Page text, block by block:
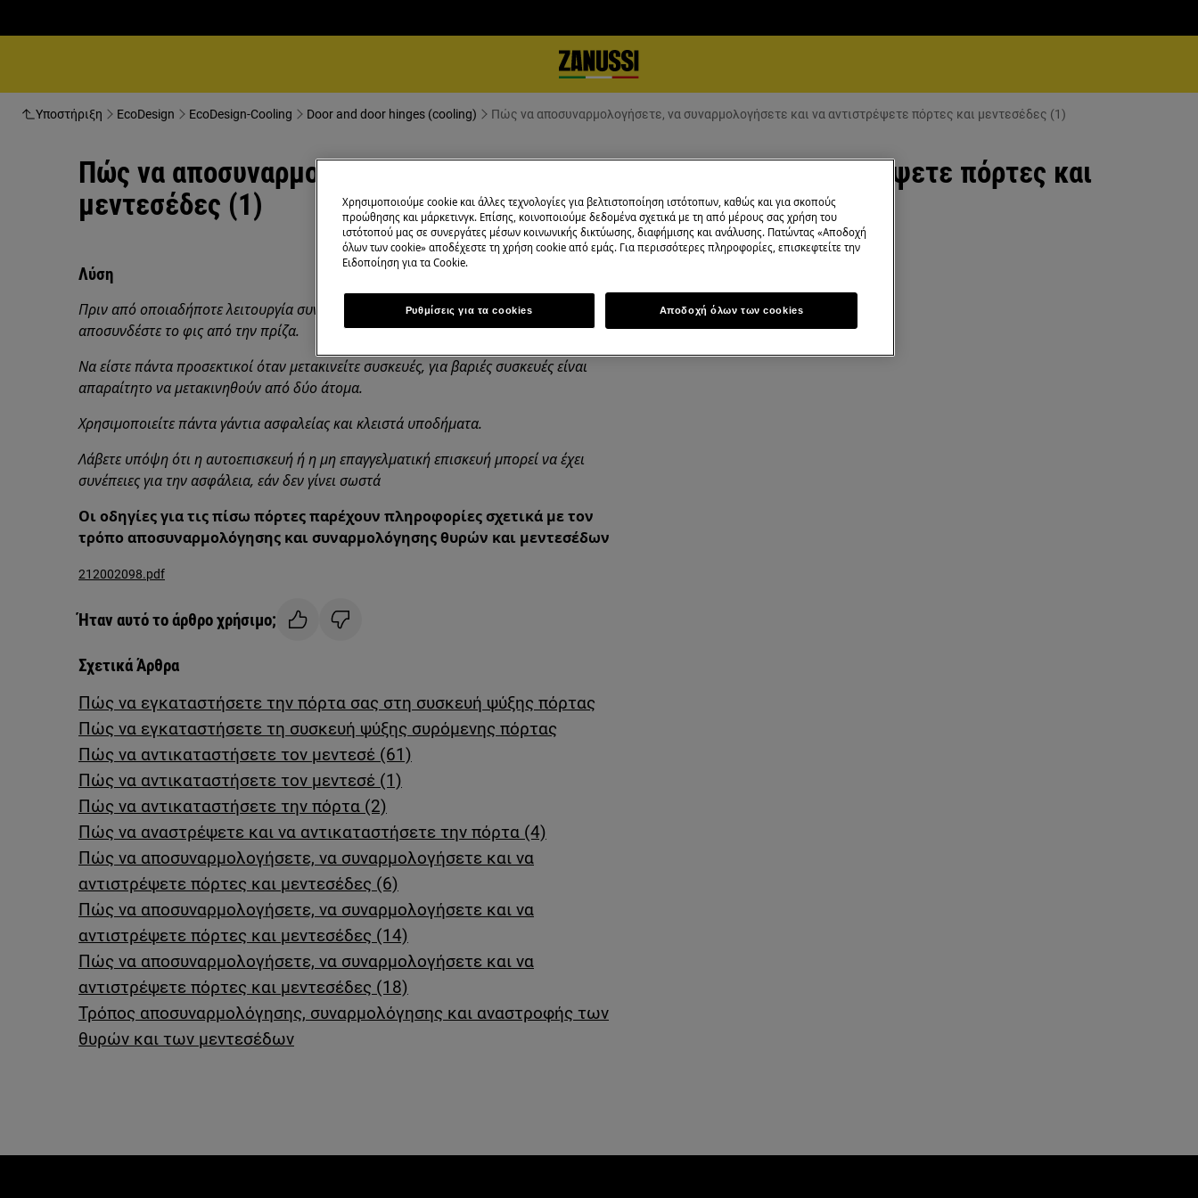
Υποστήριξη EcoDesign EcoDesign-Cooling Door and door hinges (cooling) Πώς να αποσυναρμολογήσετε, να συναρμολογήσετε και να αντιστρέψετε πόρτες και μεντεσέδες (1)
Πώς να αποσυναρμολογήσετε, να συναρμολογήσετε και να αντιστρέψετε πόρτες και
μεντεσέδες (1)
Λύση
Πριν από οποιαδήποτε λειτουργία συντήρησης, απενεργοποιήστε τη συσκευή και
αποσυνδέστε το φις από την πρίζα.
Να είστε πάντα προσεκτικοί όταν μετακινείτε συσκευές, για βαριές συσκευές είναι
απαραίτητο να μετακινηθούν από δύο άτομα.
Χρησιμοποιείτε πάντα γάντια ασφαλείας και κλειστά υποδήματα.
Λάβετε υπόψη ότι η αυτοεπισκευή ή η μη επαγγελματική επισκευή μπορεί να έχει
συνέπειες για την ασφάλεια, εάν δεν γίνει σωστά
Οι οδηγίες για τις πίσω πόρτες παρέχουν πληροφορίες σχετικά με τον
τρόπο αποσυναρμολόγησης και συναρμολόγησης θυρών και μεντεσέδων
212002098.pdf
Ήταν αυτό το άρθρο χρήσιμο;
Σχετικά Άρθρα
Πώς να εγκαταστήσετε την πόρτα σας στη συσκευή ψύξης πόρτας
Πώς να εγκαταστήσετε τη συσκευή ψύξης συρόμενης πόρτας
Πώς να αντικαταστήσετε τον μεντεσέ (61)
Πώς να αντικαταστήσετε τον μεντεσέ (1)
Πώς να αντικαταστήσετε την πόρτα (2)
Πώς να αναστρέψετε και να αντικαταστήσετε την πόρτα (4)
Πώς να αποσυναρμολογήσετε, να συναρμολογήσετε και να
αντιστρέψετε πόρτες και μεντεσέδες (6)
Πώς να αποσυναρμολογήσετε, να συναρμολογήσετε και να
αντιστρέψετε πόρτες και μεντεσέδες (14)
Πώς να αποσυναρμολογήσετε, να συναρμολογήσετε και να
αντιστρέψετε πόρτες και μεντεσέδες (18)
Τρόπος αποσυναρμολόγησης, συναρμολόγησης και αναστροφής των
θυρών και των μεντεσέδων
Χρησιμοποιούμε cookie και άλλες τεχνολογίες για βελτιστοποίηση ιστότοπων, καθώς και για σκοπούς
προώθησης και μάρκετινγκ. Επίσης, κοινοποιούμε δεδομένα σχετικά με τη από μέρους σας χρήση του
ιστότοπού μας σε συνεργάτες μέσων κοινωνικής δικτύωσης, διαφήμισης και ανάλυσης. Πατώντας «Αποδοχή
όλων των cookie» αποδέχεστε τη χρήση cookie από εμάς. Για περισσότερες πληροφορίες, επισκεφτείτε την
Ειδοποίηση για τα Cookie.
Ρυθμίσεις για τα cookies Αποδοχή όλων των cookies